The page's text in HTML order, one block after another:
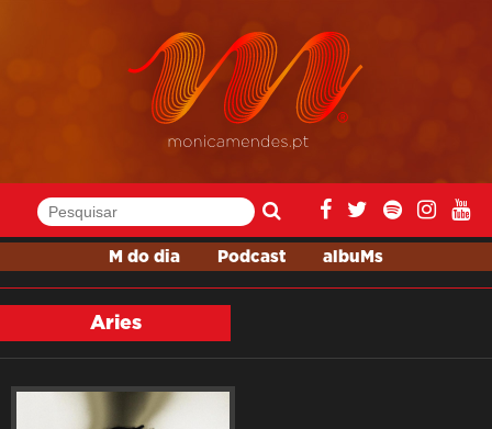
M do dia Podcast albuMs
Aries